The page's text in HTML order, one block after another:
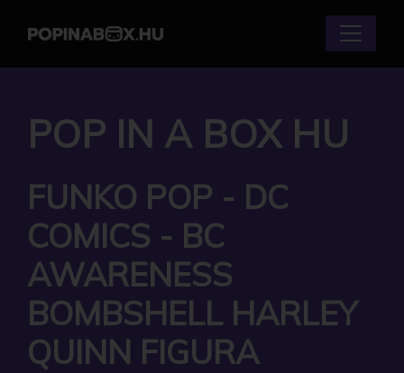
POP IN A BOX HU
FUNKO POP - DC
COMICS - BC
AWARENESS
BOMBSHELL HARLEY
QUINN FIGURA